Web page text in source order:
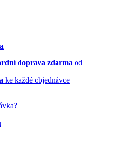
doprava zdarma od
ke každé objednávce